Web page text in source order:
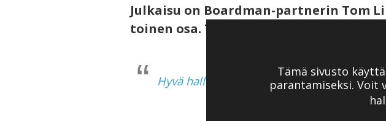
Julkaisu on Boardman-partnerin
toinen osa. Tutustu aikaisempiin
Hyvä hallintotapa on vain jäävuoren
Tämä sivusto
parantamiseksi. Voit